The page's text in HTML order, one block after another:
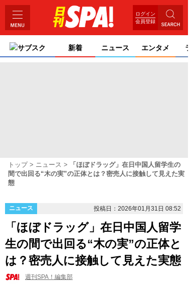
ログイン
会員登録
サブスク 新着 ニュース エンタメ
トップ ニュース
「ほぼドラッグ」在日中国人留学生の
間で出回る“木の実”の正体とは？密売人に接触して見えた実
態
ニュース 投稿日：2026年01月31日 08:52
「ほぼドラッグ」在日中国人留学
生の間で出回る“木の実”の正体と
は？密売人に接触して見えた実態
週刊SPA！編集部